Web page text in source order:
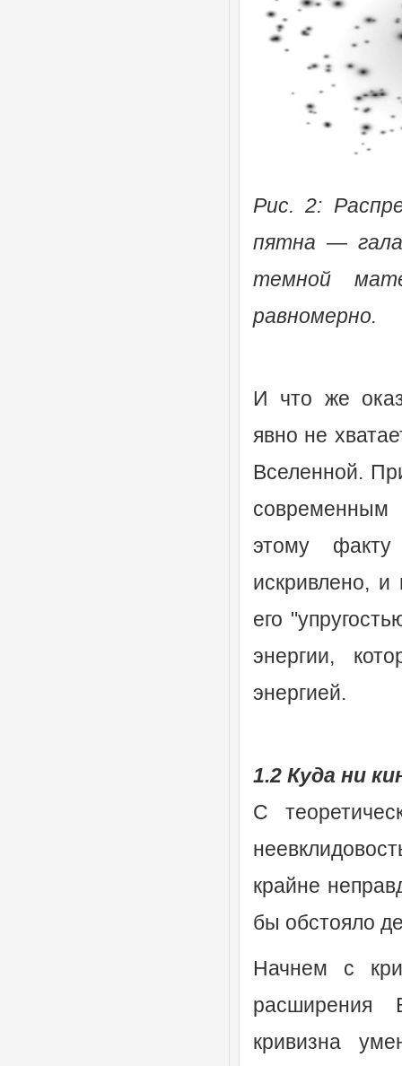
Рис. 2:
пятна —
темной
равномерно.
И что же
явно не
Вселенной.
этому
искривлено,
его
энергии,
энергией.
1.2 Куда ни
С
крайне
бы обстояло
Начнем с
расширения
кривизна